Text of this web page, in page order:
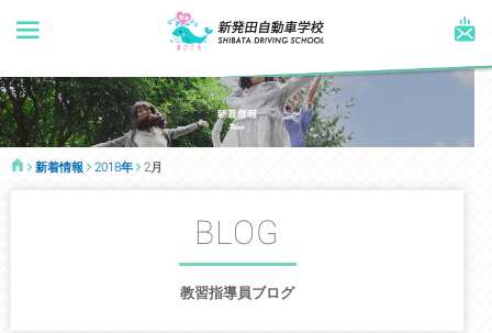
新着情報 2018年 2月
BLOG
教習指導員ブログ